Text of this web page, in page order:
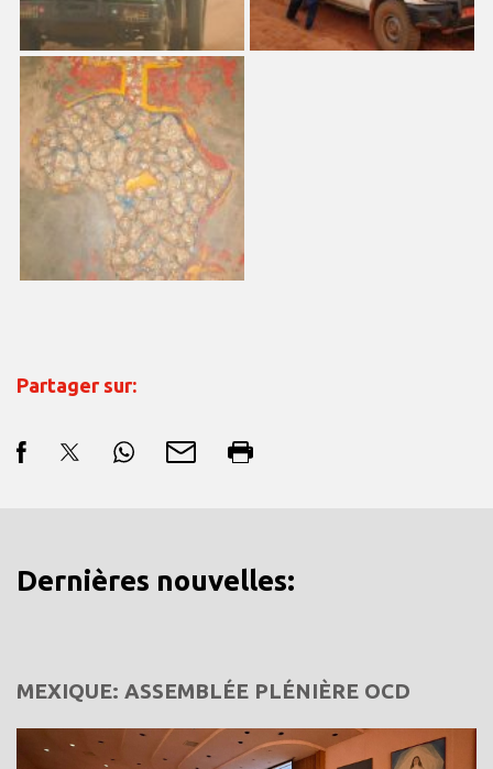
Partager sur:
Dernières nouvelles:
MEXIQUE: ASSEMBLÉE PLÉNIÈRE OCD